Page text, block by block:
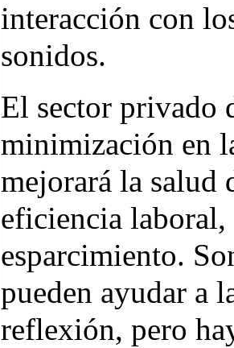
interacción con
sonidos.
El sector privado
minimización en
mejorará la salud
eficiencia laboral,
esparcimiento.
pueden ayudar a
reflexión, pero